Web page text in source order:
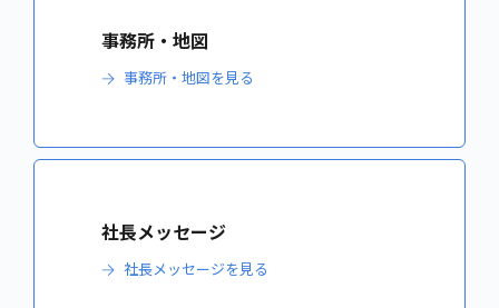
事務所・地図
事務所・地図を見る
社長メッセージ
社長メッセージを見る